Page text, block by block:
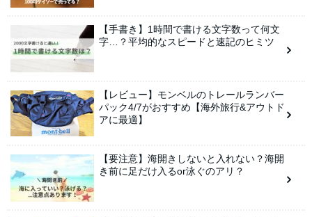
【手書き】1時間で書ける文字数って何文
字…？平均的なスピードと速記のヒミツ
【レビュー】モンベルのトレールランバー
パック4/7がおすすめ【海外旅行&アウトド
アに最適】
【要注意】海開きしないと入れない？海開
き前に足だけ入るor泳ぐのアリ？